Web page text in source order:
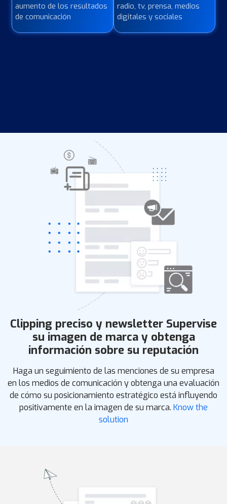
aumento de los resultados
de comunicación
radio, tv, prensa, medios
digitales y sociales
Clipping preciso y newsletter Supervise
su imagen de marca y obtenga
información sobre su reputación
Haga un seguimiento de las menciones de su empresa
en los medios de comunicación y obtenga una evaluación
de cómo su posicionamiento estratégico está influyendo
positivamente en la imagen de su marca. Know the
solution